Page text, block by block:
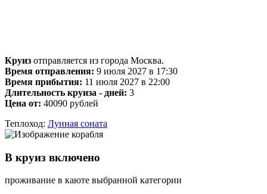
Круиз отправляется из города Москва.
Время отправления: 9 июля 2027 в 17:30
Время прибытия: 11 июля 2027 в 22:00
Длительность круиза - дней: 3
Цена от: 40090 рублей
Теплоход: Лунная соната
В круиз включено
проживание в каюте выбранной категории